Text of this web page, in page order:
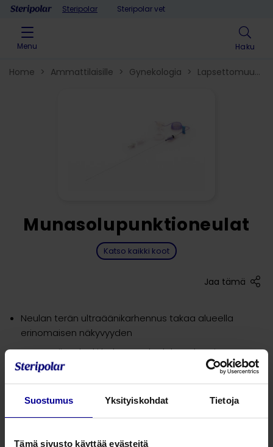
Suostumus Yksityiskohdat Tietoja
Tämä sivusto käyttää evästeitä
Skip to contentSteripolar Steripolar vet
Menu Haku
Home > Ammattilaisille > Gynekologia > Lapsettomuuden
Neulan terän ultraäänikarhennus takaa alueella
erinomaisen näkyvyyden
Terävä viisto kärki helpottaa kudoksen läpäisyä
Neulan paksuus 16G ja 17G, neulan pituus 33cm
pituuksia)
terän asennosta, lisäämään käyttövarmuutta ja -
Munasolupunktioneulat
Katso kaikki koot
Jaa tämä